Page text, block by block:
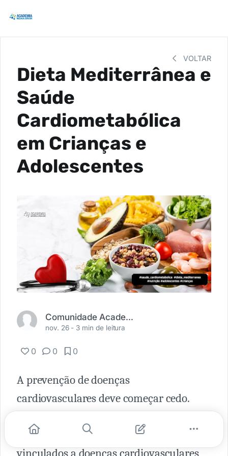
VOLTAR
Dieta Mediterrânea e
Saúde
Cardiometabólica
em Crianças e
Adolescentes
Comunidade Academia Médica
nov. 26 - 3 min de leitura
0 0 0
A prevenção de doenças
cardiovasculares deve começar cedo.
cardiovascular na infância estão
vinculados a doenças cardiovasculares